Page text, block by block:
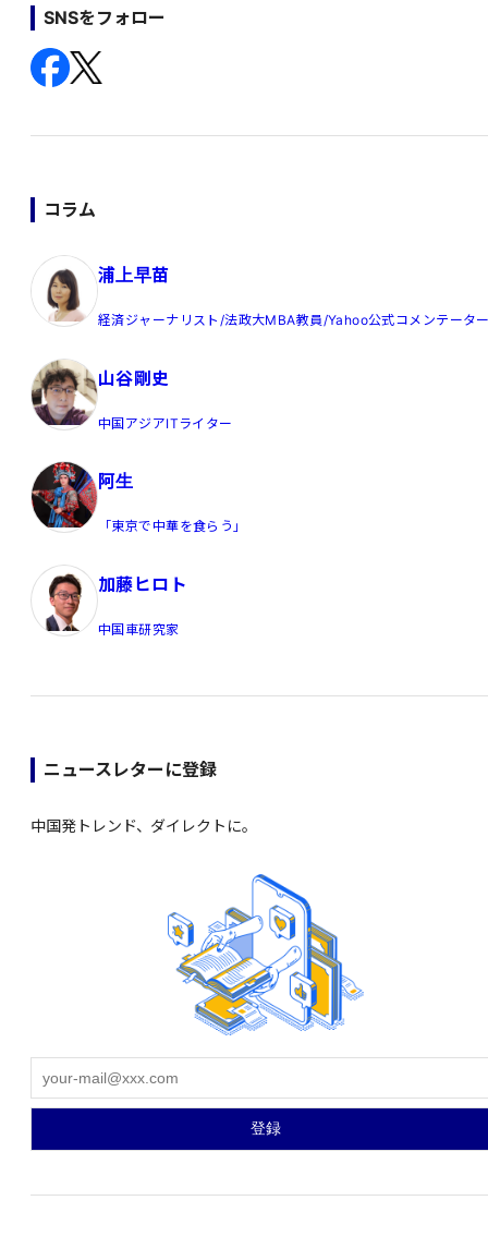
の
ペ
ー
ジ
り
SNSをフォロー
コラム
浦上早苗
経済ジャーナリスト/法政大MBA教員/Yahoo公式コメンテータ
山谷剛史
中国アジアITライター
阿生
「東京で中華を食らう」
加藤ヒロト
中国車研究家
ニュースレターに登録
中国発トレンド、ダイレクトに。